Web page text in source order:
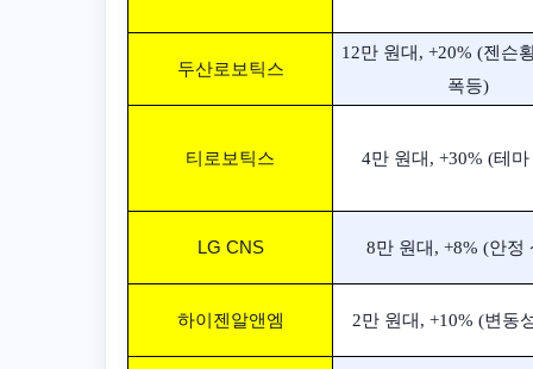
두산로보틱스
12만 원대, +20% (젠슨
폭등) ​
티로보틱스 4만 원대, +30% (테
LG CNS 8만 원대, +8% (안정
하이젠알앤엠 2만 원대, +10% (변동